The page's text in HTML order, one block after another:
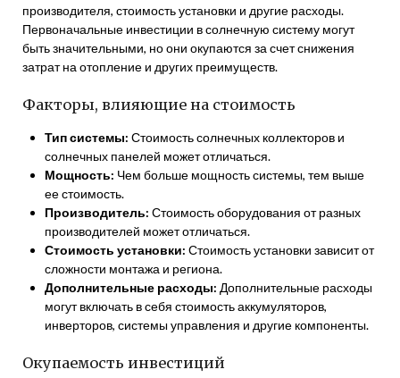
производителя, стоимость установки и другие расходы.
Первоначальные инвестиции в солнечную систему могут
быть значительными, но они окупаются за счет снижения
затрат на отопление и других преимуществ.
Факторы, влияющие на стоимость
Тип системы: Стоимость солнечных коллекторов и
солнечных панелей может отличаться.
Мощность: Чем больше мощность системы, тем выше
ее стоимость.
Производитель: Стоимость оборудования от разных
производителей может отличаться.
Стоимость установки: Стоимость установки зависит от
сложности монтажа и региона.
Дополнительные расходы: Дополнительные расходы
могут включать в себя стоимость аккумуляторов,
инверторов, системы управления и другие компоненты.
Окупаемость инвестиций